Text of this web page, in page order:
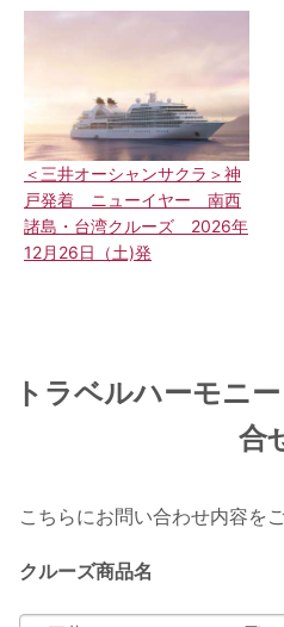
＜三井オーシャンサクラ＞神
戸発着 ニューイヤー 南西
諸島・台湾クルーズ 2026年
12月26日（土)発